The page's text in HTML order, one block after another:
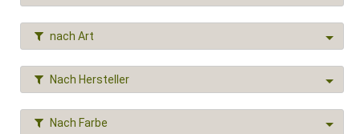
nach Art
Nach Hersteller
Nach Farbe